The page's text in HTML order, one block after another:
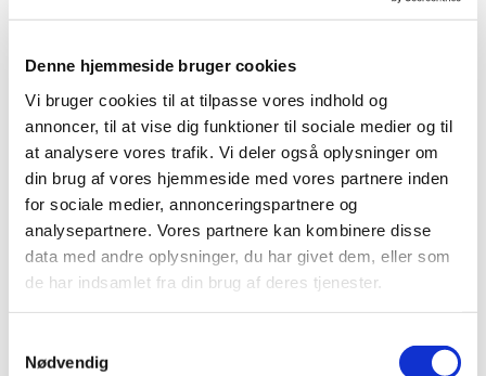
Denne hjemmeside bruger cookies
Vi bruger cookies til at tilpasse vores indhold og
annoncer, til at vise dig funktioner til sociale medier og til
at analysere vores trafik. Vi deler også oplysninger om
din brug af vores hjemmeside med vores partnere inden
for sociale medier, annonceringspartnere og
analysepartnere. Vores partnere kan kombinere disse
data med andre oplysninger, du har givet dem, eller som
de har indsamlet fra din brug af deres tjenester.
Nødvendig
Nedsatte Varer
Warning: Array to string
conversion in
/var/www/lidtluksus.dk/
includes/shortcodes.php